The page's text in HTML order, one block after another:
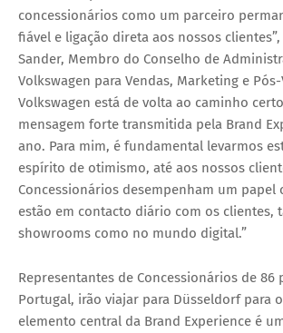
concessionários como um parceiro
fiável e ligação direta aos nossos
Sander, Membro do Conselho de
Volkswagen para Vendas, Marketing e Pós-
Volkswagen está de volta ao caminho
mensagem forte transmitida pela Brand
ano. Para mim, é fundamental levarmos
espírito de otimismo, até aos nossos
Concessionários desempenham um papel
estão em contacto diário com os clientes,
showrooms como no mundo digital.”
Representantes de Concessionários de 86
Portugal, irão viajar para Düsseldorf para
elemento central da Brand Experience é